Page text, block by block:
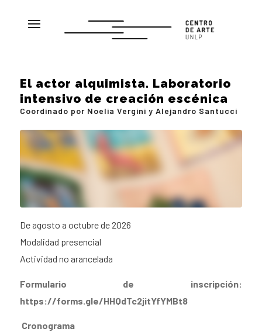
El actor alquimista. Laboratorio
intensivo de creación escénica
Coordinado por Noelia Vergini y Alejandro Santucci
De agosto a octubre de 2026
Modalidad presencial
Actividad no arancelada
Formulario de inscripción:
https://forms.gle/HHQdTc2jitYfYMBt8
Cronograma